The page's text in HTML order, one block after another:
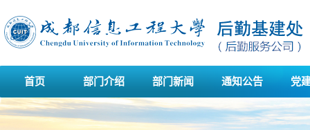
首页 部门介绍 部门新闻 通知公告 党